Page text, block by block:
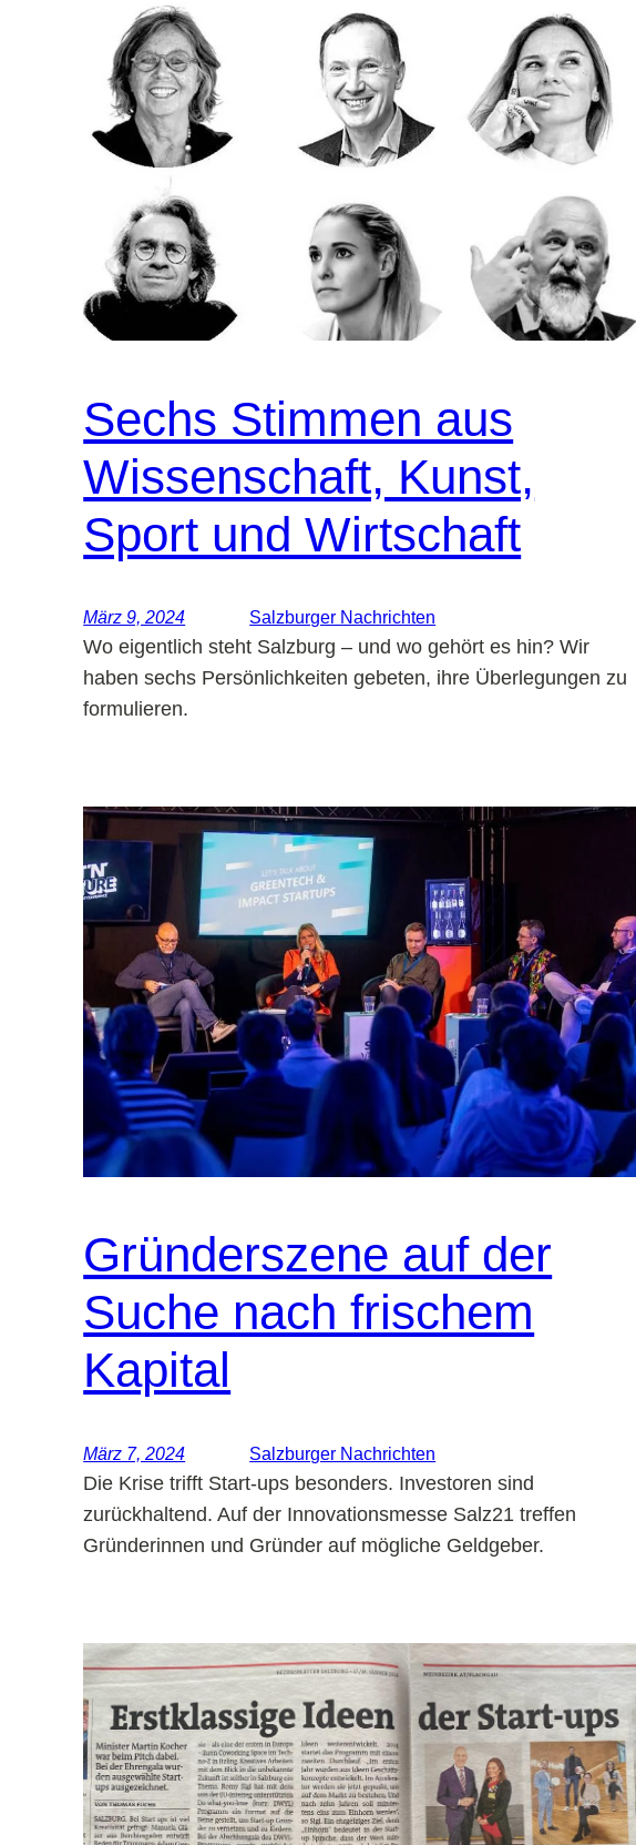
Sechs Stimmen aus
Wissenschaft, Kunst,
Sport und Wirtschaft
März 9, 2024 Salzburger Nachrichten
Wo eigentlich steht Salzburg – und wo gehört es hin? Wir
haben sechs Persönlichkeiten gebeten, ihre Überlegungen zu
formulieren.
Gründerszene auf der
Suche nach frischem
Kapital
März 7, 2024 Salzburger Nachrichten
Die Krise trifft Start-ups besonders. Investoren sind
zurückhaltend. Auf der Innovationsmesse Salz21 treffen
Gründerinnen und Gründer auf mögliche Geldgeber.